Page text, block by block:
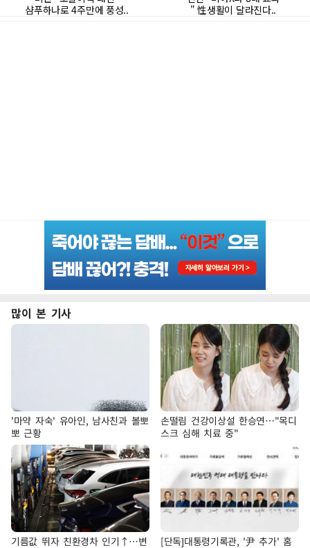
많이 본 기사
'마약 자숙' 유아인, 남사친과 볼뽀
뽀 근황
손떨림 건강이상설 한승연…"목디
스크 심해 치료 중"
기름값 뛰자 친환경차 인기↑…변
[단독]대통령기록관, '尹 추가' 홈